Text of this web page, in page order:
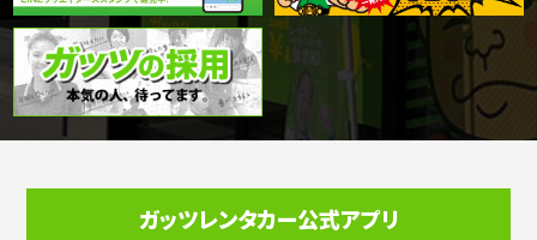
ガッツレンタカー公式アプリ